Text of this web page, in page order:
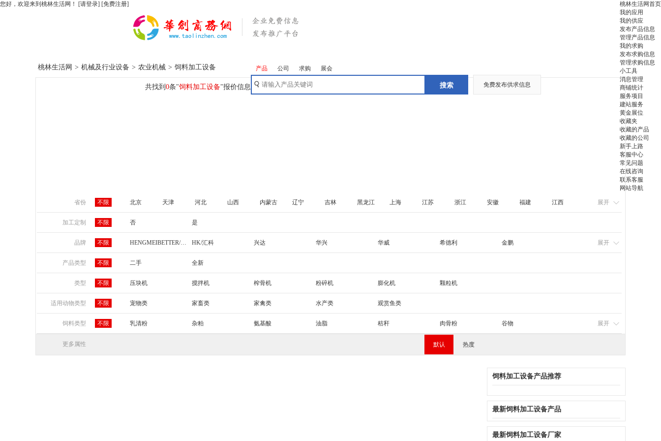
您好，欢迎来到桃林生活网！ [请登录] [免费注册]
桃林生活网首页
我的应用
我的供应
发布产品信息
管理产品信息
我的求购
发布求购信息
管理求购信息
小工具
消息管理
商铺统计
服务项目
建站服务
黄金展位
收藏夹
收藏的产品
收藏的公司
新手上路
客服中心
常见问题
在线咨询
联系客服
网站导航
产品 公司 求购 展会
免费发布供求信息
桃林生活网 > 机械及行业设备 > 农业机械 > 饲料加工设备
共找到 0条"饲料加工设备"报价信息
省份 不限 北京 天津 河北 山西 内蒙古 辽宁 吉林 黑龙江 上海 江苏 浙江 安徽 福建 江西
山东 河南 湖南
宁夏 新疆
展开
加工定制 不限 否 是
品牌 不限 HENGMEIBETTER/恒美百特 HK/汇科 兴达 华兴 华威 希德利 金鹏
鑫源
展开
产品类型 不限 二手 全新
类型 不限 压块机 搅拌机 榨骨机 粉碎机 膨化机 颗粒机
适用动物类型 不限 宠物类 家畜类 家禽类 水产类 观赏鱼类
饲料类型 不限 乳清粉 杂粕 氨基酸 油脂 秸秆 肉骨粉 谷物 展开
更多属性 默认 热度
饲料加工设备产品推荐
最新饲料加工设备产品
最新饲料加工设备厂家